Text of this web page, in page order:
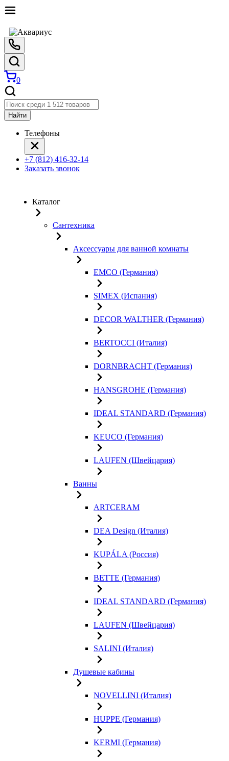
0
Найти
Телефоны
+7 (812) 416-32-14
Заказать звонок
Каталог
Сантехника
Аксессуары для ванной комнаты
EMCO (Германия)
SIMEX (Испания)
DECOR WALTHER (Германия)
BERTOCCI (Италия)
DORNBRACHT (Германия)
HANSGROHE (Германия)
IDEAL STANDARD (Германия)
KEUCO (Германия)
LAUFEN (Швейцария)
Ванны
ARTCERAM
DEA Design (Италия)
KUPÁLA (Россия)
BETTE (Германия)
IDEAL STANDARD (Германия)
LAUFEN (Швейцария)
SALINI (Италия)
Душевые кабины
NOVELLINI (Италия)
HUPPE (Германия)
KERMI (Германия)